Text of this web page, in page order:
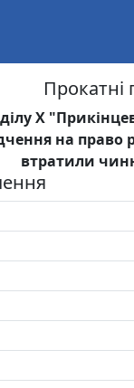
Прокатні
Х
на
втратили